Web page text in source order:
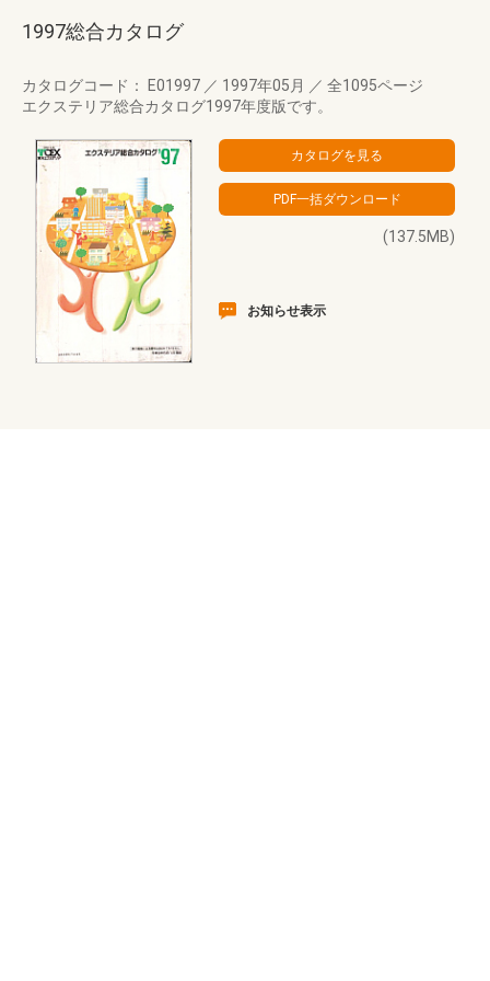
1997総合カタログ
カタログコード： E01997 ／ 1997年05月 ／ 全1095ページ
エクステリア総合カタログ1997年度版です。
(137.5MB)
お知らせ表示